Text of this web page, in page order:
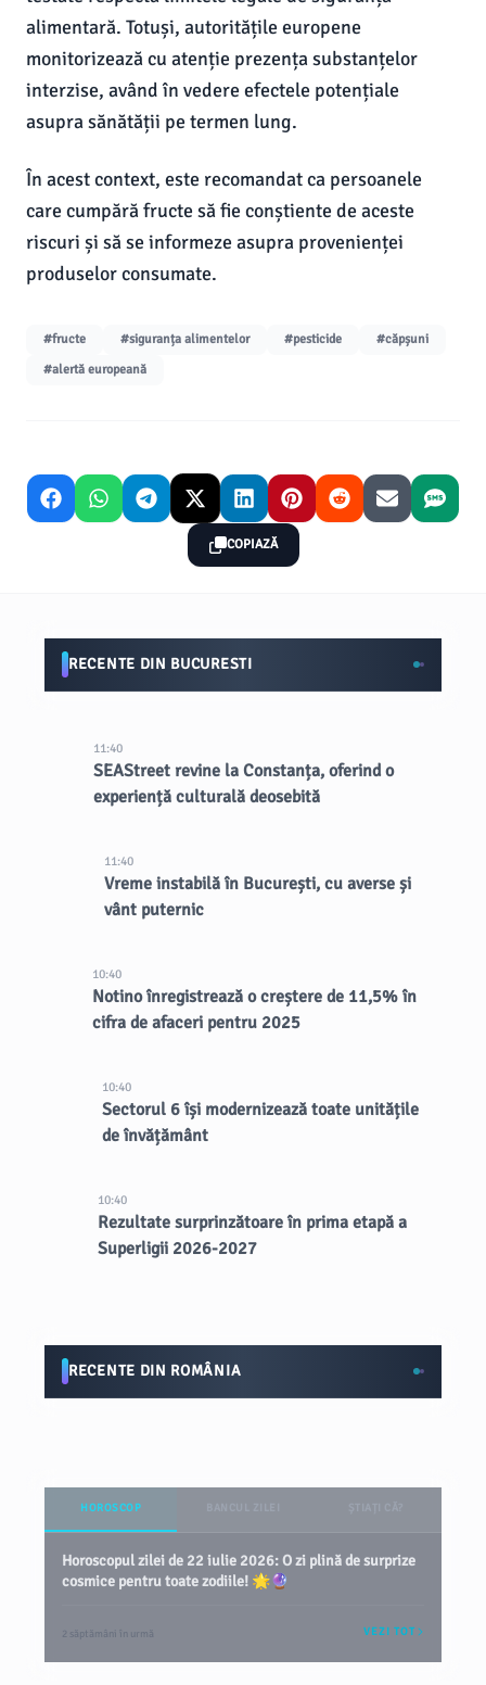
alimentară. Totuși, autoritățile europene
monitorizează cu atenție prezența substanțelor
interzise, având în vedere efectele potențiale
asupra sănătății pe termen lung.
În acest context, este recomandat ca persoanele
care cumpără fructe să fie conștiente de aceste
riscuri și să se informeze asupra provenienței
produselor consumate.
#fructe #siguranța alimentelor #pesticide
#căpșuni
#alertă europeană
COPIAZĂ
RECENTE DIN BUCURESTI
11:40
SEAStreet revine la Constanța, oferind o
experiență culturală deosebită
11:40
Vreme instabilă în București, cu averse și
vânt puternic
10:40
Notino înregistrează o creștere de 11,5% în
cifra de afaceri pentru 2025
10:40
Sectorul 6 își modernizează toate unitățile
de învățământ
10:40
Rezultate surprinzătoare în prima etapă a
Superligii 2026-2027
RECENTE DIN ROMÂNIA
HOROSCOP
Horoscopul zilei de 22 iulie 2026: O zi plină de surprize
cosmice pentru toate zodiile! 🌟🔮
2 săptămâni în urmă VEZI TOT